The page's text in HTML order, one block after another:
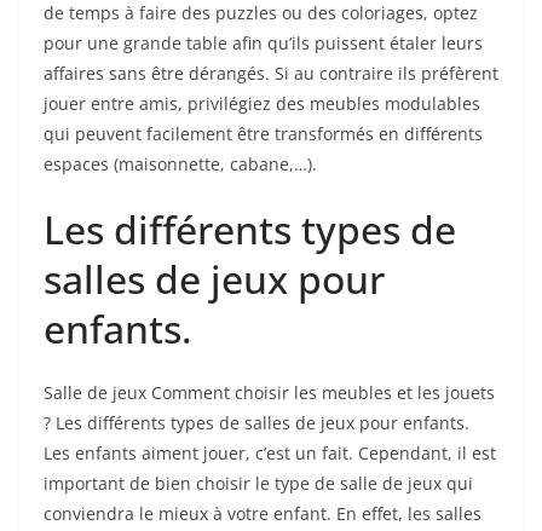
de temps à faire des puzzles ou des coloriages, optez
pour une grande table afin qu’ils puissent étaler leurs
affaires sans être dérangés. Si au contraire ils préfèrent
jouer entre amis, privilégiez des meubles modulables
qui peuvent facilement être transformés en différents
espaces (maisonnette, cabane,…).
Les différents types de
salles de jeux pour
enfants.
Salle de jeux Comment choisir les meubles et les jouets
? Les différents types de salles de jeux pour enfants.
Les enfants aiment jouer, c’est un fait. Cependant, il est
important de bien choisir le type de salle de jeux qui
conviendra le mieux à votre enfant. En effet, les salles